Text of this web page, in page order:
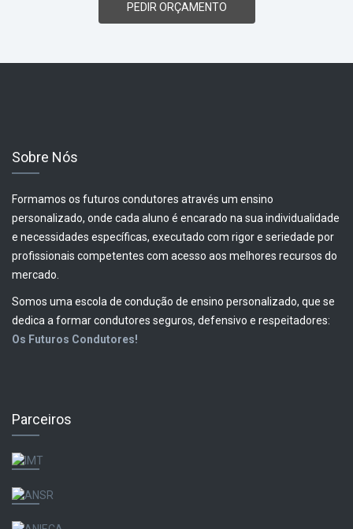
PEDIR ORÇAMENTO
Sobre Nós
Formamos os futuros condutores através um ensino
personalizado, onde cada aluno é encarado na sua individualidade
e necessidades específicas, executado com rigor e seriedade por
profissionais competentes com acesso aos melhores recursos do
mercado.
Somos uma escola de condução de ensino personalizado, que se
dedica a formar condutores seguros, defensivo e respeitadores:
Os Futuros Condutores!
Parceiros